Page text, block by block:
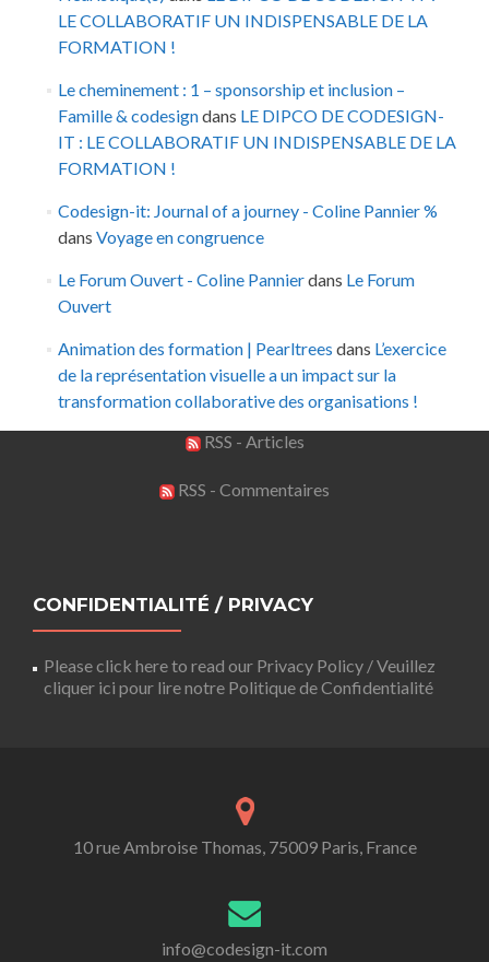
LE COLLABORATIF UN INDISPENSABLE DE LA
FORMATION !
Le cheminement : 1 – sponsorship et inclusion –
Famille & codesigndans LE DIPCO DE CODESIGN-
IT : LE COLLABORATIF UN INDISPENSABLE DE LA
FORMATION !
Codesign-it: Journal of a journey - Coline Pannier %
dans Voyage en congruence
Le Forum Ouvert - Coline Pannierdans Le Forum
Ouvert
Animation des formation | Pearltrees dans L’exercice
de la représentation visuelle a un impact sur la
transformation collaborative des organisations !
RSS - Articles
RSS - Commentaires
CONFIDENTIALITÉ / PRIVACY
Please click here to read our Privacy Policy / Veuillez
cliquer ici pour lire notre Politique de Confidentialité
10 rue Ambroise Thomas, 75009 Paris, France
info@codesign-it.com